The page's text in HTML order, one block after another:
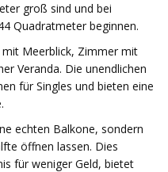
groß sind und bei
Quadratmeter beginnen.
Meerblick, Zimmer mit
Veranda. Die unendlichen
für Singles und bieten eine
echten Balkone, sondern
öffnen lassen. Dies
für weniger Geld, bietet